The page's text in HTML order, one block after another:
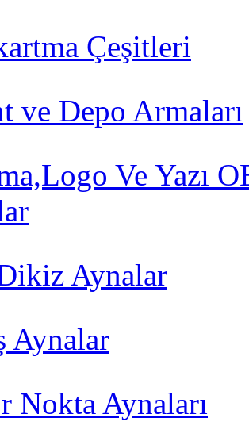
Çeşitleri
ve Depo Armaları
Ve Yazı
Aynalar
Aynalar
Nokta Aynaları